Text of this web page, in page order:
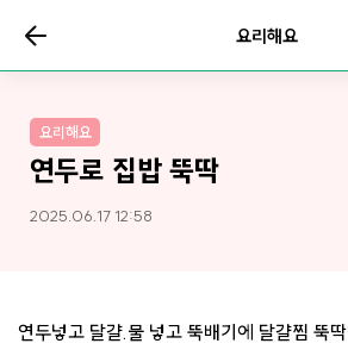
요리해요
요리해요
연두로 집밥 뚝딱
2025.06.17 12:58
연두넣고 달걀.물 넣고 뚝배기에 달걀찜 뚝딱